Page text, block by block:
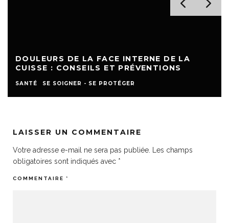
DOULEURS DE LA FACE INTERNE DE LA
CUISSE : CONSEILS ET PRÉVENTIONS
SANTÉ SE SOIGNER - SE PROTÉGER
LAISSER UN COMMENTAIRE
Votre adresse e-mail ne sera pas publiée.
Les champs
obligatoires sont indiqués avec *
COMMENTAIRE *